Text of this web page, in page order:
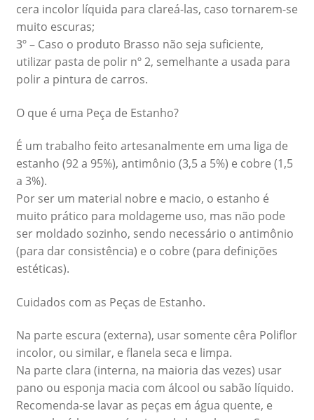
cera incolor líquida para clareá-las, caso tornarem-se
muito escuras;
3º – Caso o produto Brasso não seja suficiente,
utilizar pasta de polir nº 2, semelhante a usada para
polir a pintura de carros.
O que é uma Peça de Estanho?
É um trabalho feito artesanalmente em uma liga de
estanho (92 a 95%), antimônio (3,5 a 5%) e cobre (1,5
a 3%).
Por ser um material nobre e macio, o estanho é
muito prático para moldageme uso, mas não pode
ser moldado sozinho, sendo necessário o antimônio
(para dar consistência) e o cobre (para definições
estéticas).
Cuidados com as Peças de Estanho.
Na parte escura (externa), usar somente cêra Poliflor
incolor, ou similar, e flanela seca e limpa.
Na parte clara (interna, na maioria das vezes) usar
pano ou esponja macia com álcool ou sabão líquido.
Recomenda-se lavar as peças em água quente, e